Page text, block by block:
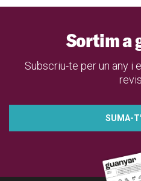
Sortim a
Subscriu-te per un any i
SUMA-